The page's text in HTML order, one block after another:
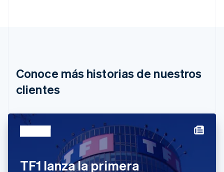
Conoce más historias de nuestros
clientes
TF1 lanza la primera
Bulgaria
English
Canadá
China continental
简体中文
Chipre
EnglishItaliano